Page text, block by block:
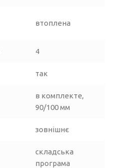
втоплена
4
так
в комплекте,
90/100 мм
зовнішнє
складська
програма